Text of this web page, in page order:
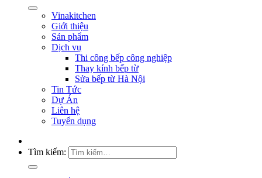
Vinakitchen
Giới thiệu
Sản phẩm
Dịch vụ
Thi công bếp công nghiệp
Thay kính bếp từ
Sửa bếp từ Hà Nội
Tin Tức
Dự Án
Liên hệ
Tuyển dụng
Tìm kiếm: